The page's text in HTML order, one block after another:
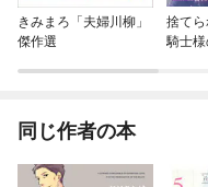
きみまろ「夫婦川柳」
傑作選
捨て
騎士様
同じ作者の本